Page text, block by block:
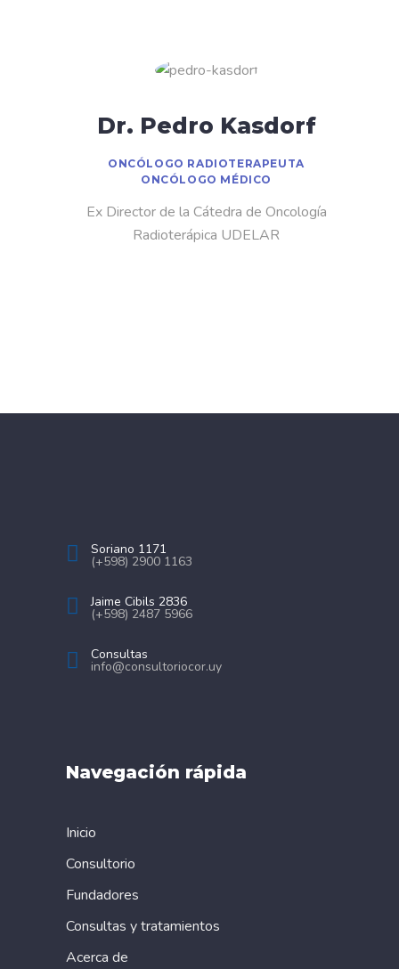
Dr. Pedro Kasdorf
ONCÓLOGO RADIOTERAPEUTA
ONCÓLOGO MÉDICO
Ex Director de la Cátedra de Oncología
Radioterápica UDELAR
Soriano 1171
(+598) 2900 1163
Jaime Cibils 2836
(+598) 2487 5966
Consultas
info@consultoriocor.uy
Navegación rápida
Inicio
Consultorio
Fundadores
Consultas y tratamientos
Acerca de